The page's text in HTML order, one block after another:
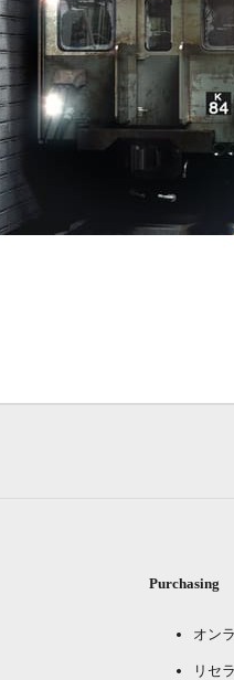
Purchasing
オン
リセ